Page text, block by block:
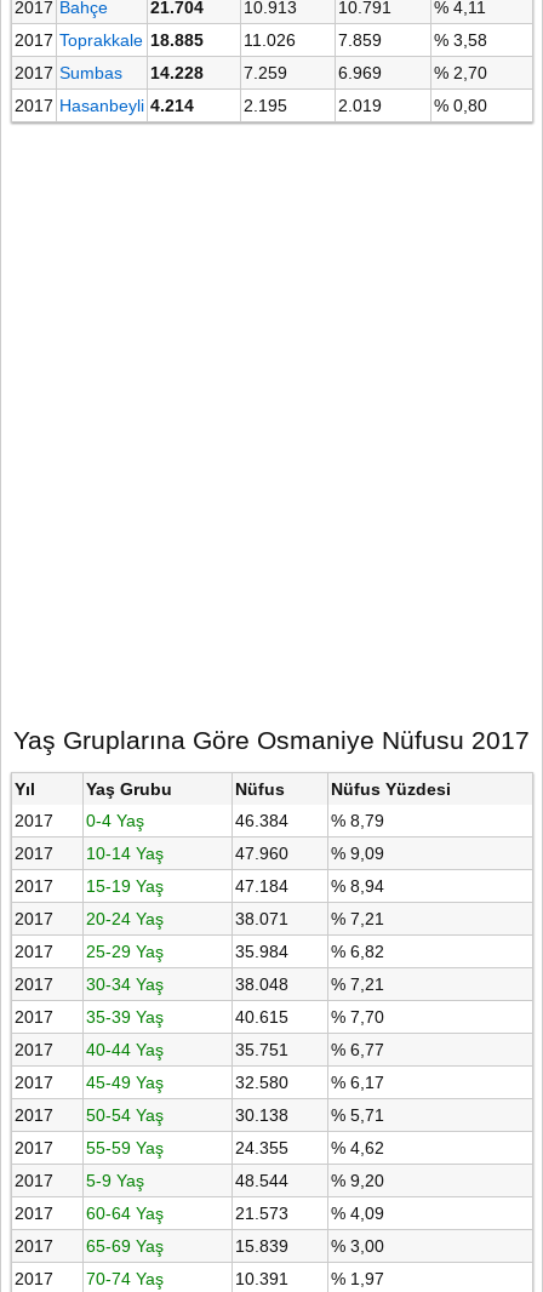
2017 Bahçe 21.704 10.913 10.791
% 4,11
2017 Toprakkale 18.885 11.026 7.859
% 3,58
2017 Sumbas 14.228 7.259 6.969
% 2,70
2017 Hasanbeyli 4.214 2.195 2.019 % 0,80
Yaş Gruplarına Göre Osmaniye Nüfusu 2017
Yıl Yaş Grubu Nüfus
Nüfus Yüzdesi
2017
0-4 Yaş 46.384
% 8,79
2017
10-14 Yaş 47.960
% 9,09
2017
15-19 Yaş 47.184
% 8,94
2017
20-24 Yaş 38.071
% 7,21
2017
25-29 Yaş 35.984
% 6,82
2017
30-34 Yaş 38.048
% 7,21
2017
35-39 Yaş 40.615
% 7,70
2017
40-44 Yaş 35.751
% 6,77
2017
45-49 Yaş 32.580
% 6,17
2017
50-54 Yaş 30.138
% 5,71
2017
55-59 Yaş 24.355
% 4,62
2017
5-9 Yaş 48.544
% 9,20
2017
60-64 Yaş 21.573
% 4,09
2017
65-69 Yaş 15.839
% 3,00
2017
70-74 Yaş 10.391 % 1,97